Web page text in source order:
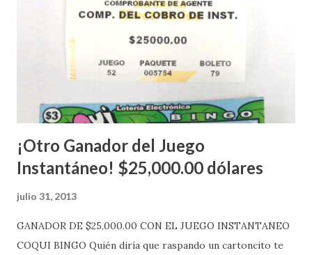
números ganadores del mismo a través de la página
aquellos con jugadas anticipadas de los sorteos locales (
Loto, Revancha, Pega 2, Pega 3 Pega 4 ) se les informará
Mientras, que l...
¡Otro Ganador del Juego
Instantáneo! $25,000.00 dólares
julio 31, 2013
GANADOR DE $25,000.00 CON EL JUEGO INSTANTANEO
COQUI BINGO Quién diría que raspando un cartoncito te